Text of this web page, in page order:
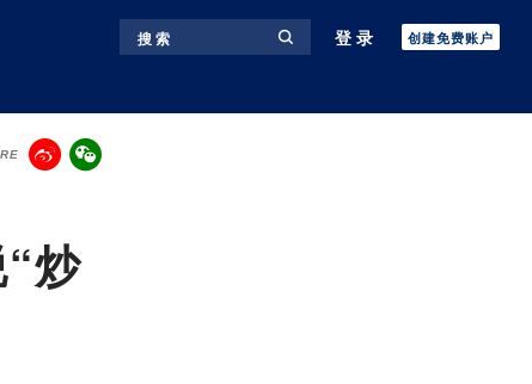
搜 索 登录 创建免费账户
炒